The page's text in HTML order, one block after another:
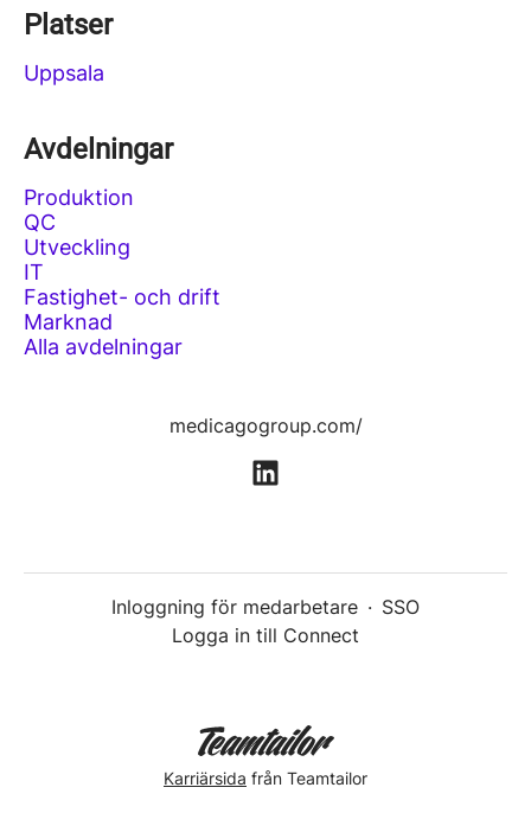
Platser
Uppsala
Avdelningar
Produktion
QC
Utveckling
IT
Fastighet- och drift
Marknad
Alla avdelningar
medicagogroup.com/
Inloggning för medarbetare · SSO
Logga in till Connect
Karriärsida från Teamtailor